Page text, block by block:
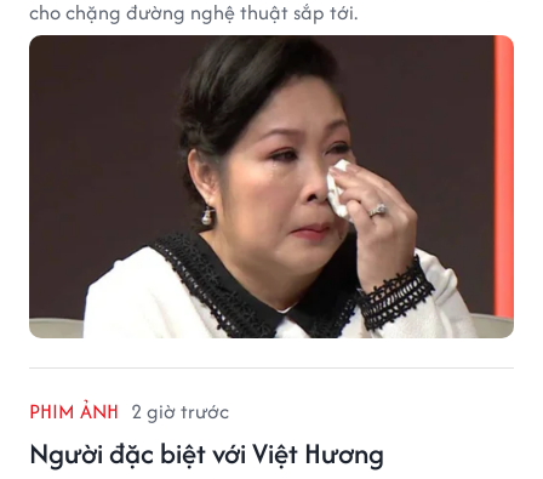
cho chặng đường nghệ thuật sắp tới.
PHIM ẢNH 2 giờ trước
Người đặc biệt với Việt Hương